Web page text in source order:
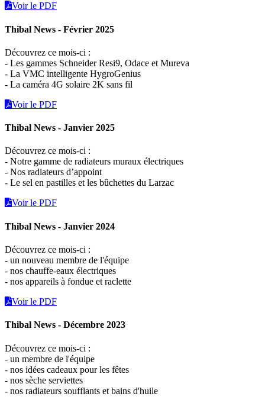
Voir le PDF
Thibal News - Février 2025
Découvrez ce mois-ci :
- Les gammes Schneider Resi9, Odace et Mureva
- La VMC intelligente HygroGenius
- La caméra 4G solaire 2K sans fil
Voir le PDF
Thibal News - Janvier 2025
Découvrez ce mois-ci :
- Notre gamme de radiateurs muraux électriques
- Nos radiateurs d’appoint
- Le sel en pastilles et les bûchettes du Larzac
Voir le PDF
Thibal News - Janvier 2024
Découvrez ce mois-ci :
- un nouveau membre de l'équipe
- nos chauffe-eaux électriques
- nos appareils à fondue et raclette
Voir le PDF
Thibal News - Décembre 2023
Découvrez ce mois-ci :
- un membre de l'équipe
- nos idées cadeaux pour les fêtes
- nos sèche serviettes
- nos radiateurs soufflants et bains d'huile